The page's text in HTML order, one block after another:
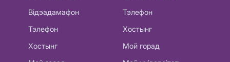
Відэадамафон
Тэлефон
Хостынг
Тэлефон
Хостынг
Мой горад